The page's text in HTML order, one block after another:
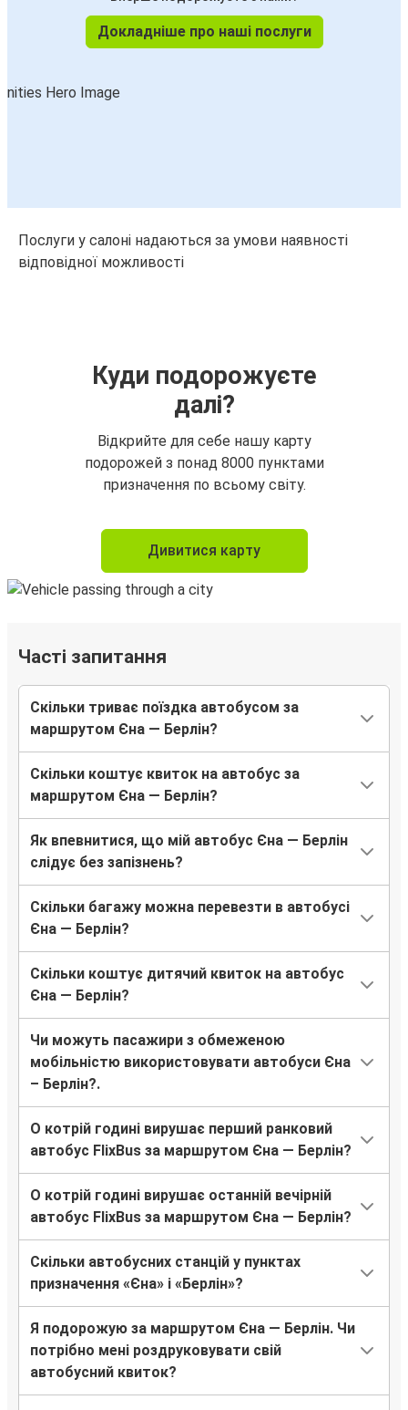
Докладніше про наші послуги
Послуги у салоні надаються за умови наявності
відповідної можливості
Куди подорожуєте
далі?
Відкрийте для себе нашу карту
подорожей з понад 8000 пунктами
призначення по всьому світу.
Дивитися карту
Часті запитання
Скільки триває поїздка автобусом за
маршрутом Єна — Берлін?
Скільки коштує квиток на автобус за
маршрутом Єна — Берлін?
Як впевнитися, що мій автобус Єна — Берлін
слідує без запізнень?
Скільки багажу можна перевезти в автобусі
Єна — Берлін?
Скільки коштує дитячий квиток на автобус
Єна — Берлін?
Чи можуть пасажири з обмеженою
мобільністю використовувати автобуси Єна
– Берлін?.
О котрій годині вирушає перший ранковий
автобус FlixBus за маршрутом Єна — Берлін?
О котрій годині вирушає останній вечірній
автобус FlixBus за маршрутом Єна — Берлін?
Скільки автобусних станцій у пунктах
призначення «Єна» і «Берлін»?
Я подорожую за маршрутом Єна — Берлін. Чи
потрібно мені роздруковувати свій
автобусний квиток?